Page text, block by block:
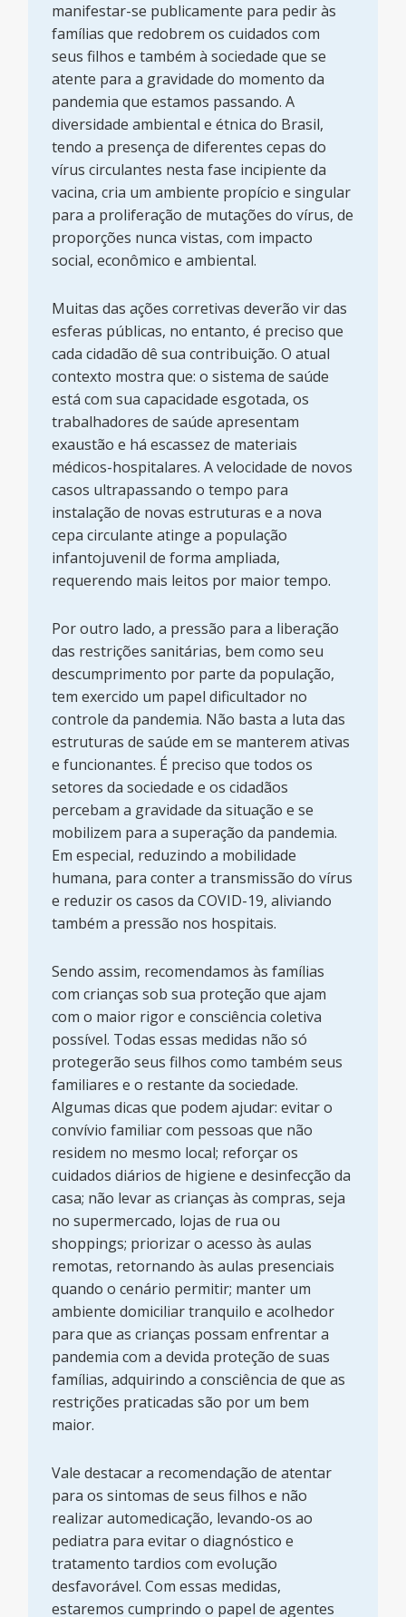
manifestar-se publicamente para pedir às
famílias que redobrem os cuidados com
seus filhos e também à sociedade que se
atente para a gravidade do momento da
pandemia que estamos passando. A
diversidade ambiental e étnica do Brasil,
tendo a presença de diferentes cepas do
vírus circulantes nesta fase incipiente da
vacina, cria um ambiente propício e singular
para a proliferação de mutações do vírus, de
proporções nunca vistas, com impacto
social, econômico e ambiental.
Muitas das ações corretivas deverão vir das
esferas públicas, no entanto, é preciso que
cada cidadão dê sua contribuição. O atual
contexto mostra que: o sistema de saúde
está com sua capacidade esgotada, os
trabalhadores de saúde apresentam
exaustão e há escassez de materiais
médicos-hospitalares. A velocidade de novos
casos ultrapassando o tempo para
instalação de novas estruturas e a nova
cepa circulante atinge a população
infantojuvenil de forma ampliada,
requerendo mais leitos por maior tempo.
Por outro lado, a pressão para a liberação
das restrições sanitárias, bem como seu
descumprimento por parte da população,
tem exercido um papel dificultador no
controle da pandemia. Não basta a luta das
estruturas de saúde em se manterem ativas
e funcionantes. É preciso que todos os
setores da sociedade e os cidadãos
percebam a gravidade da situação e se
mobilizem para a superação da pandemia.
Em especial, reduzindo a mobilidade
humana, para conter a transmissão do vírus
e reduzir os casos da COVID-19, aliviando
também a pressão nos hospitais.
Sendo assim, recomendamos às famílias
com crianças sob sua proteção que ajam
com o maior rigor e consciência coletiva
possível. Todas essas medidas não só
protegerão seus filhos como também seus
familiares e o restante da sociedade.
Algumas dicas que podem ajudar: evitar o
convívio familiar com pessoas que não
residem no mesmo local; reforçar os
cuidados diários de higiene e desinfecção da
casa; não levar as crianças às compras, seja
no supermercado, lojas de rua ou
shoppings; priorizar o acesso às aulas
remotas, retornando às aulas presenciais
quando o cenário permitir; manter um
ambiente domiciliar tranquilo e acolhedor
para que as crianças possam enfrentar a
pandemia com a devida proteção de suas
famílias, adquirindo a consciência de que as
restrições praticadas são por um bem
maior.
Vale destacar a recomendação de atentar
para os sintomas de seus filhos e não
realizar automedicação, levando-os ao
pediatra para evitar o diagnóstico e
tratamento tardios com evolução
desfavorável. Com essas medidas,
estaremos cumprindo o papel de agentes